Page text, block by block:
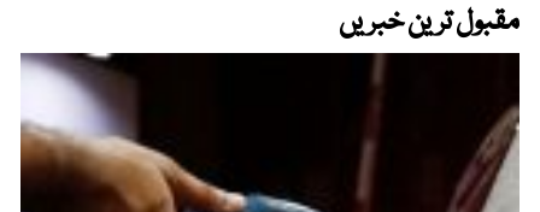
مقبول ترین خبریں